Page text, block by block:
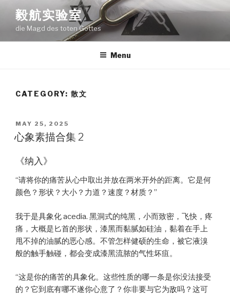
content
毅航实验室
die Magd des toten Gottes
Menu
CATEGORY: 散文
POSTED
ON
MAY 25, 2025
心象素描合集 2
《纳入》
“请将你的痛苦从心中取出并放在两米开外的距离。它是何
颜色？形状？大小？力道？速度？材质？”
我于是具象化 acedia. 黑洞式的纯黑，小而致密，飞快，疼
痛，大概是匕首的形状，漆黑而黏腻如硅油，黏着在手上
甩不掉的油腻的恶心感。不管怎样健硕的生命，被它液溴
般的触手触碰，都会变成漆黑流脓的气性坏疽。
“这是你的痛苦的具象化。这些性质的哪一条是你没法接受
的？它到底有哪不遂你心意了？你非要与它为敌吗？这可